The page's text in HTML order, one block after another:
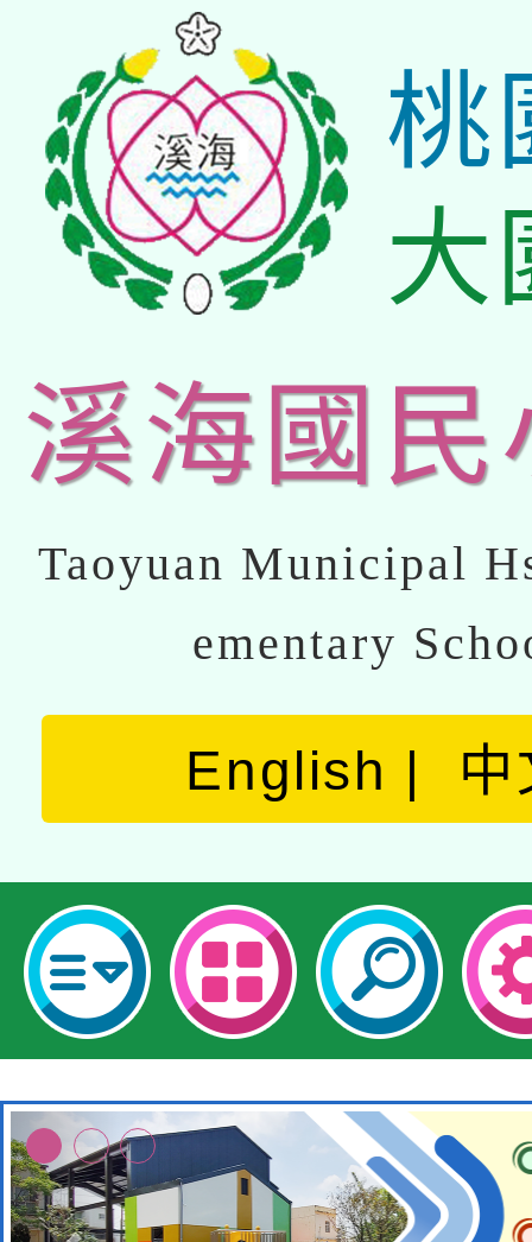
桃
大
溪海國民
Taoyuan Municipal
ementary
English 中